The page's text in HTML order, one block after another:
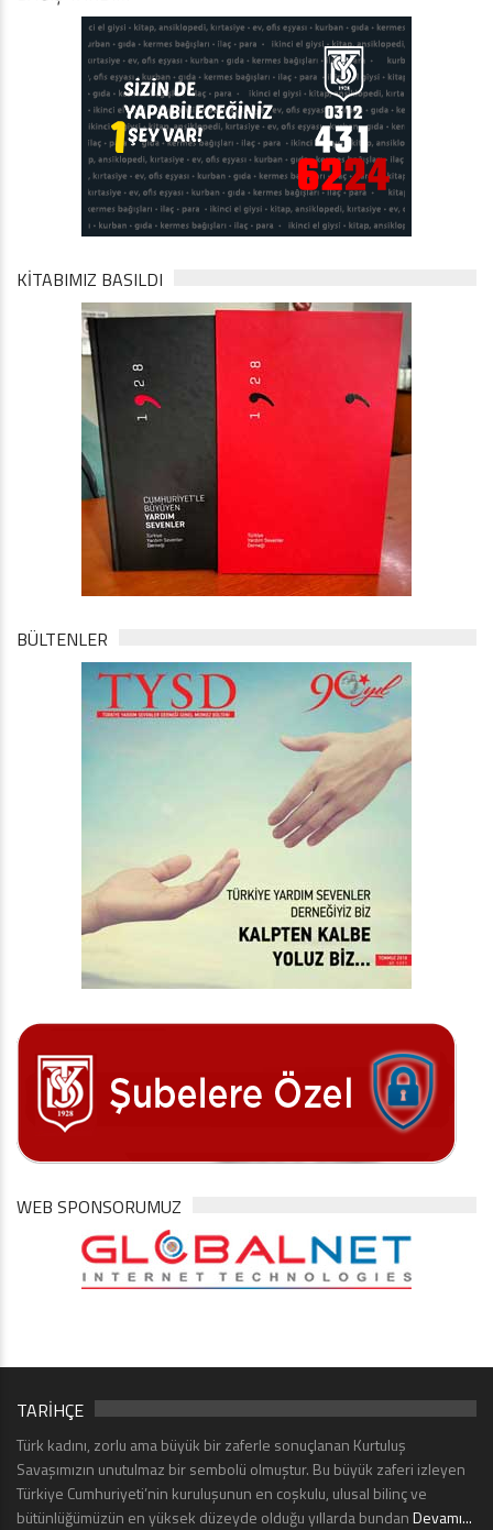
KİTABIMIZ BASILDI
BÜLTENLER
WEB SPONSORUMUZ
TARİHÇE
Türk kadını, zorlu ama büyük bir zaferle sonuçlanan Kurtuluş
Savaşımızın unutulmaz bir sembolü olmuştur. Bu büyük zaferi izleyen
Türkiye Cumhuriyeti’nin kuruluşunun en coşkulu, ulusal bilinç ve
bütünlüğümüzün en yüksek düzeyde olduğu yıllarda bundanDevamı...